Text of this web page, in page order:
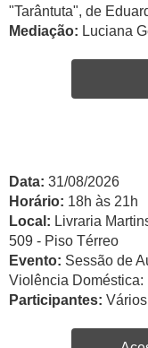
"Tarântuta", de
Mediação: Luciana
Data: 31/08/2026
Horário: 18h às 21h
Local: Livraria
509 - Piso Térreo
Evento: Sessão de
Violência
Participantes: